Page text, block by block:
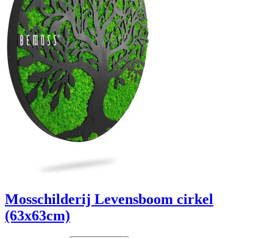
Mosschilderij Levensboom cirkel
(63x63cm)